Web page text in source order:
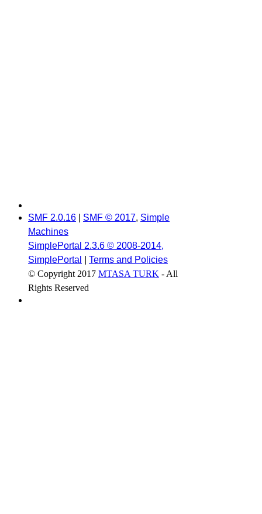
SMF 2.0.16 SMF © 2017, Simple
Machines
SimplePortal 2.3.6 © 2008-2014,
SimplePortal
Terms and Policies
© Copyright 2017 MTASA TURK - All
Rights Reserved